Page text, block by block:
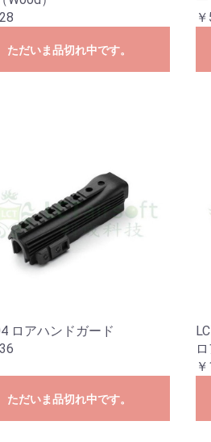
ただいま品切れ中です。
ロアハンドガード
ただいま品切れ中です。